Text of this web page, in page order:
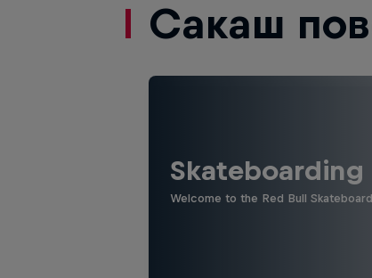
Сакаш
Skateboarding
Welcome to the Red Bull